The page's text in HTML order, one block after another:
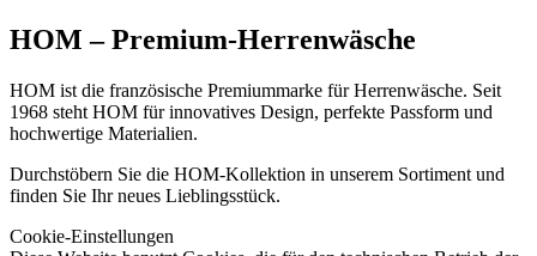
HOM – Premium-Herrenwäsche
HOM ist die französische Premiummarke für Herrenwäsche. Seit
1968 steht HOM für innovatives Design, perfekte Passform und
hochwertige Materialien.
Durchstöbern Sie die HOM-Kollektion in unserem Sortiment und
finden Sie Ihr neues Lieblingsstück.
Cookie-Einstellungen